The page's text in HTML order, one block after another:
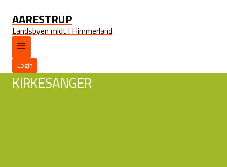
AARESTRUP
Landsbyen midt i Himmerland
Login
KIRKESANGER